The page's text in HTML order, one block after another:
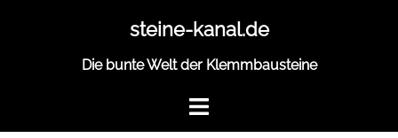
steine-kanal.de
Die bunte Welt der Klemmbausteine